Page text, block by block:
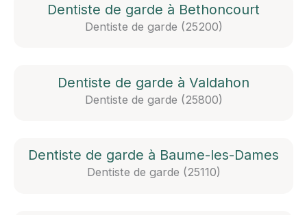
Dentiste de garde à Bethoncourt
Dentiste de garde (25200)
Dentiste de garde à Valdahon
Dentiste de garde (25800)
Dentiste de garde à Baume-les-Dames
Dentiste de garde (25110)